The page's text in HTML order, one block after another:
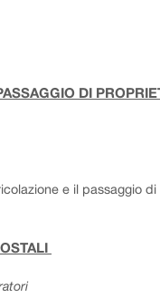
DI
e il passaggio